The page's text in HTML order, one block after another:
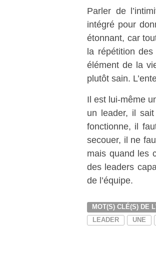
Parler de
intégré pour
étonnant, car
la répétition
élément de la
plutôt sain.
Il est lui-même
un leader, il
fonctionne, il
secouer, il ne
mais quand les
des leaders
de l’équipe.
MOT(S) CLÉ(S) DE
LEADER
UNE